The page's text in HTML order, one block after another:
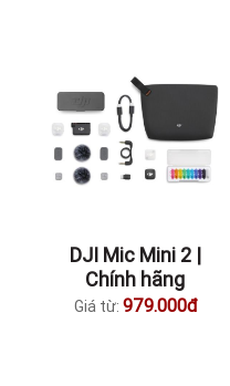
DJI Mic Mini 2 |
Chính hãng
Giá từ: 979.000đ